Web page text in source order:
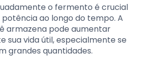
o fermento é crucial
ao longo do tempo. A
armazena pode aumentar
sua vida útil, especialmente se
grandes quantidades.